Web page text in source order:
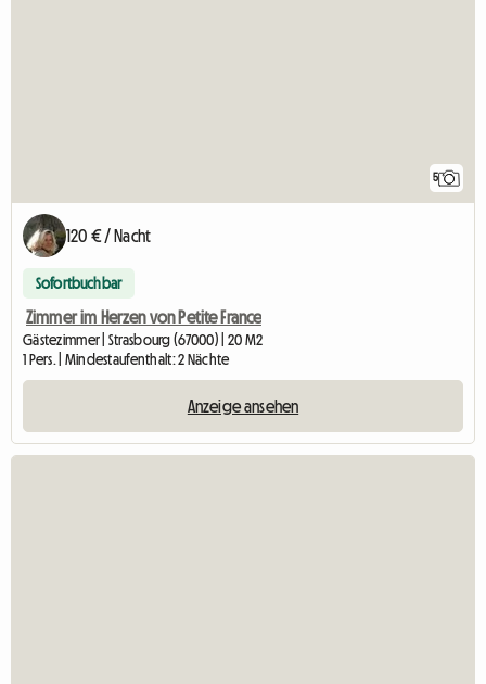
5
120 € / Nacht
Sofortbuchbar
Zimmer im Herzen von Petite France
Gästezimmer | Strasbourg (67000) | 20 M2
1 Pers. | Mindestaufenthalt: 2 Nächte
Anzeige ansehen